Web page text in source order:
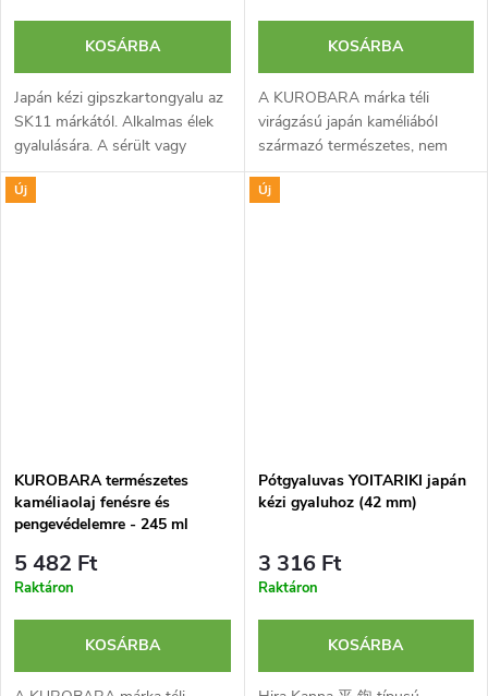
KOSÁRBA
Japán kézi gipszkartongyalu az
SK11 márkától. Alkalmas élek
gyalulására. A sérült vagy
tompa penge bármilyen, a
kereskedelmi forgalomban
KOSÁRBA
A KUROBARA márka téli
virágzású japán kaméliából
származó természetes, nem
kiszáradó olaja szénacél
pengék, például vésők, gyaluk
Új
KUROBARA természetes
kaméliaolaj fenésre és
pengevédelemre - 245 ml
5 482 Ft
Raktáron
KOSÁRBA
Új
Pótgyaluvas YOITARIKI japán
kézi gyaluhoz (42 mm)
3 316 Ft
Raktáron
KOSÁRBA